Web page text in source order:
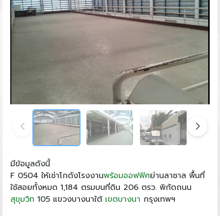
มีข้อมูลดังนี้
F 0504 ให้เช่าโกดังโรงงานพร้อมออฟฟิศย่านลาซาล พื้นที่
ใช้สอยทั้งหมด 1,184 ตรมบนที่ดิน 206 ตรว. พิกัดถนน
สุขุมวิท 105 แขวงบางนาใต้ เขตบางนา กรุงเทพฯ